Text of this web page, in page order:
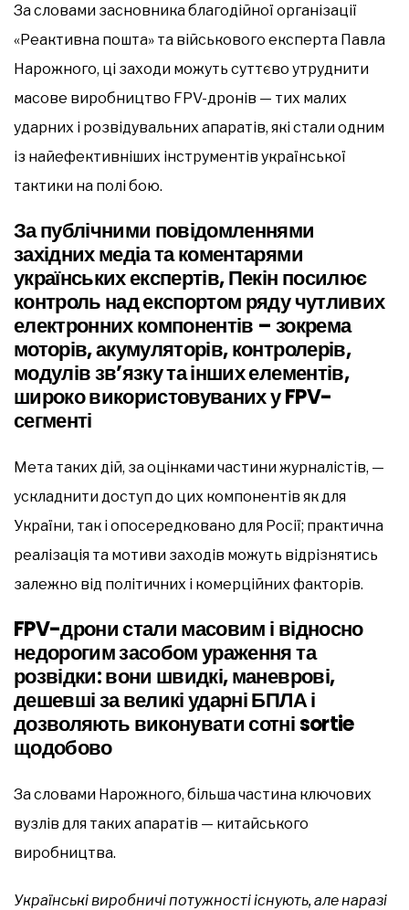
За словами засновника благодійної організації
«Реактивна пошта» та військового експерта Павла
Нарожного, ці заходи можуть суттєво утруднити
масове виробництво FPV-дронів — тих малих
ударних і розвідувальних апаратів, які стали одним
із найефективніших інструментів української
тактики на полі бою.
За публічними повідомленнями
західних медіа та коментарями
українських експертів, Пекін посилює
контроль над експортом ряду чутливих
електронних компонентів – зокрема
моторів, акумуляторів, контролерів,
модулів зв’язку та інших елементів,
широко використовуваних у FPV-
сегменті
Мета таких дій, за оцінками частини журналістів, —
ускладнити доступ до цих компонентів як для
України, так і опосередковано для Росії; практична
реалізація та мотиви заходів можуть відрізнятись
залежно від політичних і комерційних факторів.
FPV-дрони стали масовим і відносно
недорогим засобом ураження та
розвідки: вони швидкі, маневрові,
дешевші за великі ударні БПЛА і
дозволяють виконувати сотні sortie
щодобово
За словами Нарожного, більша частина ключових
вузлів для таких апаратів — китайського
виробництва.
Українські виробничі потужності існують, але наразі